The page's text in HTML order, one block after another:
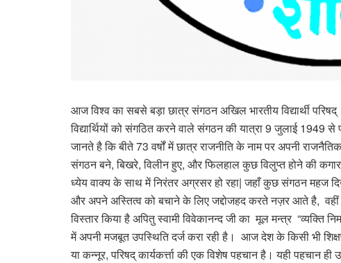
आज विश्व का सबसे बड़ा छात्र संगठन अखिल भारतीय विद्यार्थी
विद्यार्थियों को संगठित करने वाले संगठन की यात्रा 9 जुलाई 1949
जानते है कि बीते 73 वर्षों में छात्र राजनीति के नाम पर अपनी
संगठन बने, बिखरे, विलीन हुए, और फिलहाल कुछ विलुप्त होने की
ध्येय वाक्य के साथ में निरंतर अग्रसर हो रहा| जहाँ कुछ संगठन महज
और अपने अस्तित्व को बचाने के लिए जद्दोजहद करते नज़र आते है, वहीं
विस्तार किया है अपितु स्वामी विवेकानन्द जी का मूल मन्त्र “व्यक्ति
में अपनी मजबूत उपस्थिति दर्ज करा रही है। आज देश के किसी भी
या कन्नूर, परिषद् कार्यकर्त्ता की एक विशेष पहचान है। यही पहचान